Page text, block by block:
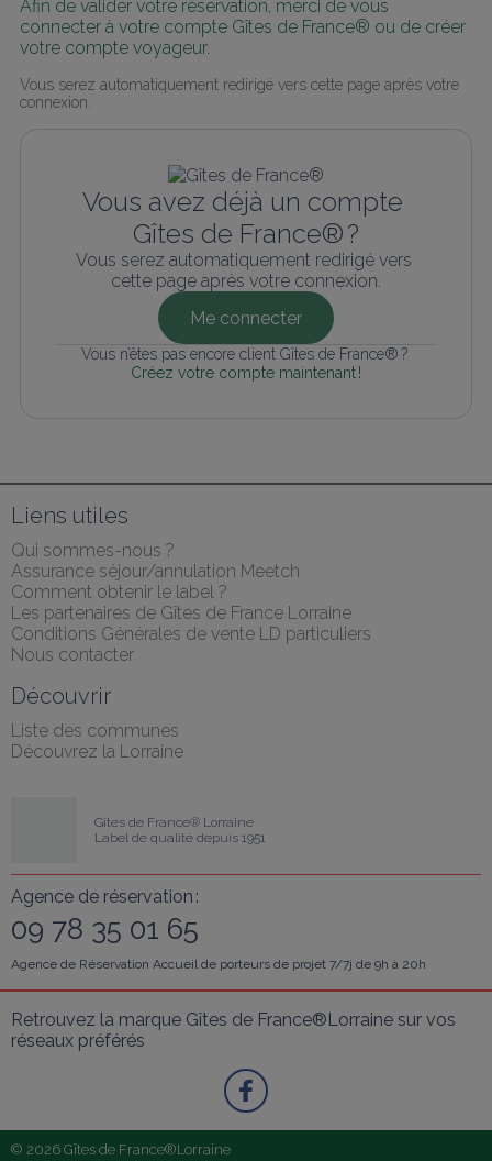
Afin de valider votre réservation, merci de vous
connecter à votre compte Gîtes de France® ou de créer
votre compte voyageur.
Vous serez automatiquement redirigé vers cette page après votre
connexion.
Vous avez déjà un compte
Gîtes de France® ?
Vous serez automatiquement redirigé vers
cette page après votre connexion.
Me connecter
Vous n’êtes pas encore client Gîtes de France® ?
Créez votre compte maintenant !
Liens utiles
Qui sommes-nous ?
Assurance séjour/annulation Meetch
Comment obtenir le label ?
Les partenaires de Gîtes de France Lorraine
Conditions Générales de vente LD particuliers
Nous contacter
Découvrir
Liste des communes
Découvrez la Lorraine
Gîtes de France® Lorraine
Label de qualité depuis 1951
Agence de réservation :
09 78 35 01 65
Agence de Réservation Accueil de porteurs de projet 7/7j de 9h à 20h
Retrouvez la marque Gîtes de France®Lorraine sur vos
réseaux préférés
© 2026 Gîtes de France®Lorraine